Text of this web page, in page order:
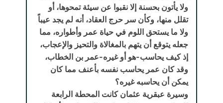
ولا يأتون بحسنة إلا نقبوا عن سيئة تمحوها، أو
تقلل منها، وكأن سر حرج العقاد، أنه لم يجد عيباً
ولا ما يستحق اللوم في حياة عمر وأطواره، مما
جعله يتوقع أن يتهم بالمغالاة والتحيز والإعجاب،
إذ كيف يحاسب-هو أو غيره-عمر بن الخطاب،
وقد كان عمر يحاسب نفسه بأعنف مما كان
يمكن أن يحاسبه غيره؟
وسيرة عبقرية عثمان كانت المحطة الرابعة